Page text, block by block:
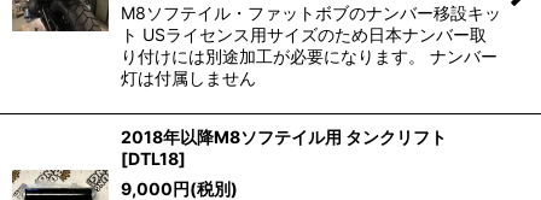
M8ソフテイル・ファットボブのナンバー移設キッ
ト USライセンス用サイズのため日本ナンバー取
り付けには別途加工が必要になります。 ナンバー
灯は付属しません
2018年以降M8ソフテイル用 タンクリフト
[DTL18]
9,000円(税別)